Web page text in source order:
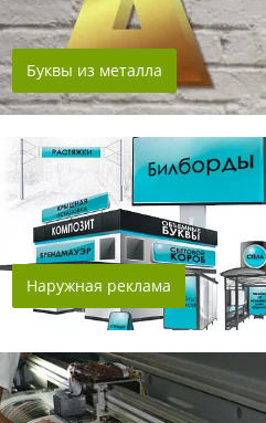
Буквы из металла
Наружная реклама